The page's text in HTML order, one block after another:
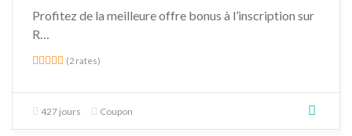
Profitez de la meilleure offre bonus à l’inscription sur
R…
(2 rates)
427 jours Coupon